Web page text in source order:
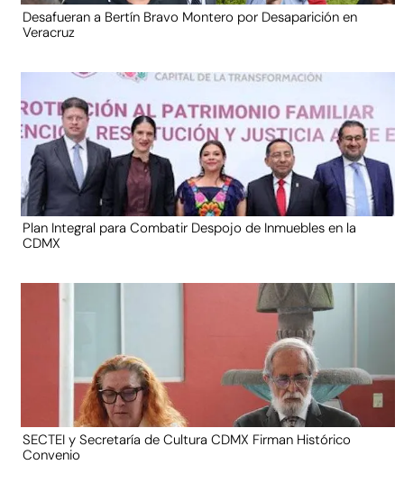
Desafueran a Bertín Bravo Montero por Desaparición en
Veracruz
Plan Integral para Combatir Despojo de Inmuebles en la
CDMX
SECTEI y Secretaría de Cultura CDMX Firman Histórico
Convenio